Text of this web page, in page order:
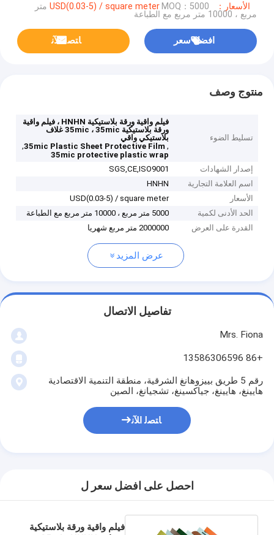
الأسعار：USD(0.03-5) / square meter MOQ：5000 متر
مربع ، 10000 متر مربع مع الطباعة
افضل سعر ﺎﺘﺼﻟ ﺍﻶﻧ
منتوج وصف
تسليط الضوء
فيلم واقية ورقة بلاستيكية HNHN ، فيلم واقية
ورقة بلاستيكية 35mic ، 35mic غلاف
بلاستيكي واقي
,
35mic Plastic Sheet Protective Film
,
35mic protective plastic wrap
إصدار الشهادات
SGS,CE,ISO9001
اسم العلامة التجارية
HNHN
الأسعار
USD(0.03-5) / square meter
الحد الأدنى لكمية
5000 متر مربع ، 10000 متر مربع مع الطباعة
القدرة على العرض
2000000 متر مربع شهريا
عرض المزيد
تفاصيل الاتصال
Mrs. Fiona
+86 13586306596
رقم 5 طريق بييزوهانغ الشرقية، منطقة التنمية الاقتصادية
هايينغ، هايينغ، جياكسينغ، تشجيانغ، الصين
ﺎﺘﺼﻟ ﺍﻶﻧ
احصل على افضل سعر ل
فيلم واقية ورقة بلاستيكية